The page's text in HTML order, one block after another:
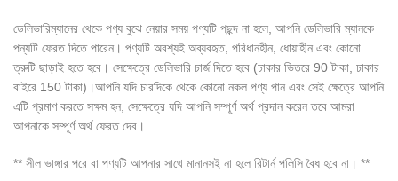
ডেলিভারিম্যানের থেকে পণ্য বুঝে নেয়ার সময় পণ্যটি পছন্দ না হলে, আপনি ডেলিভারি ম্যানকে
পন্যটি ফেরত দিতে পারেন। পণ্যটি অবশ্যই অব্যবহৃত, পরিধানহীন, ধোয়াহীন এবং কোনো
ত্রুটি ছাড়াই হতে হবে। সেক্ষেত্রে ডেলিভারি চার্জ দিতে হবে (ঢাকার ভিতরে 90 টাকা, ঢাকার
বাইরে 150 টাকা)।আপনি যদি চারদিকে থেকে কোনো নকল পণ্য পান এবং সেই ক্ষেত্রে আপনি
এটি প্রমাণ করতে সক্ষম হন, সেক্ষেত্রে যদি আপনি সম্পূর্ণ অর্থ প্রদান করেন তবে আমরা
আপনাকে সম্পূর্ণ অর্থ ফেরত দেব।
** সীল ভাঙ্গার পরে বা পণ্যটি আপনার সাথে মানানসই না হলে রিটার্ন পলিসি বৈধ হবে না। **